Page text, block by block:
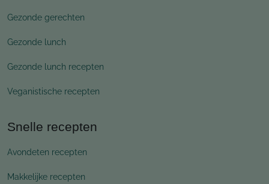
Gezonde gerechten
Gezonde lunch
Gezonde lunch recepten
Veganistische recepten
Snelle recepten
Avondeten recepten
Makkelijke recepten